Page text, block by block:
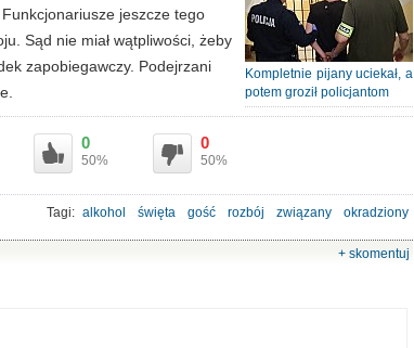
Kompletnie pijany uciekał, a
potem groził policjantom
jeszcze tego
Sąd nie miał wątpliwości, żeby
zapobiegawczy. Podejrzani
0
50%
0
50%
Tagi: alkohol święta gość rozbój związany okradziony
+ skomentuj